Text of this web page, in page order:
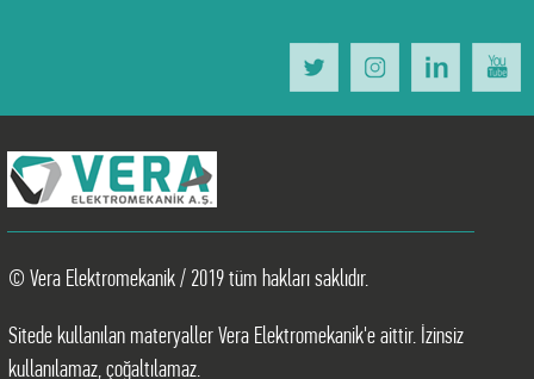
© Vera Elektromekanik / 2019 tüm hakları saklıdır.
Sitede kullanılan materyaller Vera Elektromekanik'e aittir. İzinsiz
kullanılamaz, çoğaltılamaz.